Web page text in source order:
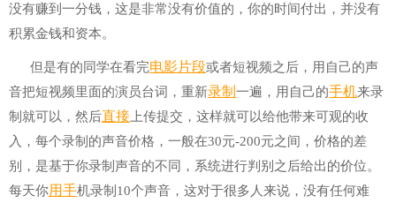
没有赚到一分钱，这是非常没有价值的，你的时间付出，并没有
积累金钱和资本。
但是有的同学在看完电影片段或者短视频之后，用自己的声
音把短视频里面的演员台词，重新录制一遍，用自己的手机来录
制就可以，然后直接 上传提交，这样就可以给他带来可观的收
入，每个录制的声音价格，一般在30元-200元之间，价格的差
别，是基于你录制声音的不同，系统进行判别之后给出的价位。
每天你用手机录制10个声音，这对于很多人来说，没有任何难